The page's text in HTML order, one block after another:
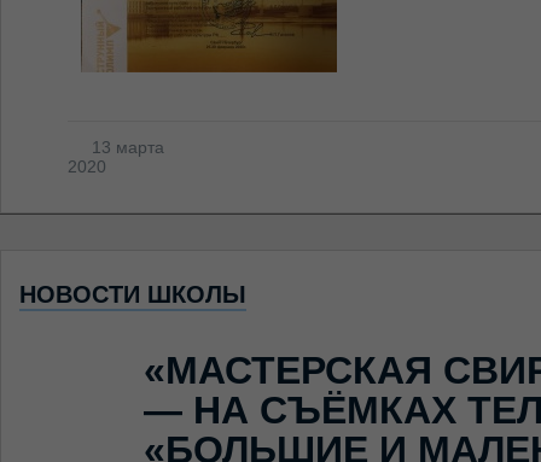
13 марта
2020
НОВОСТИ ШКОЛЫ
«МАСТЕРСКАЯ
— НА СЪЁМКАХ
«БОЛЬШИЕ И